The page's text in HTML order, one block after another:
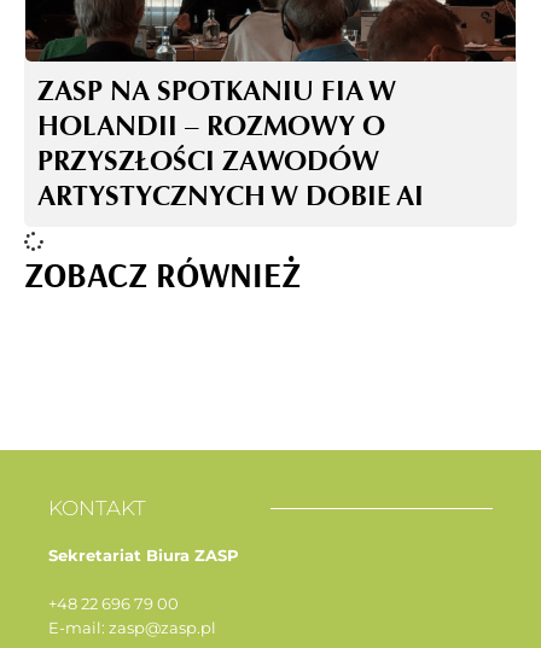
ZOBACZ RÓWNIEŻ
ZASP NA SPOTKANIU FIA W
HOLANDII – ROZMOWY O
PRZYSZŁOŚCI ZAWODÓW
ARTYSTYCZNYCH W DOBIE AI
KONTAKT
Sekretariat Biura ZASP
+48 22 696 79 00
E-mail: zasp@zasp.pl